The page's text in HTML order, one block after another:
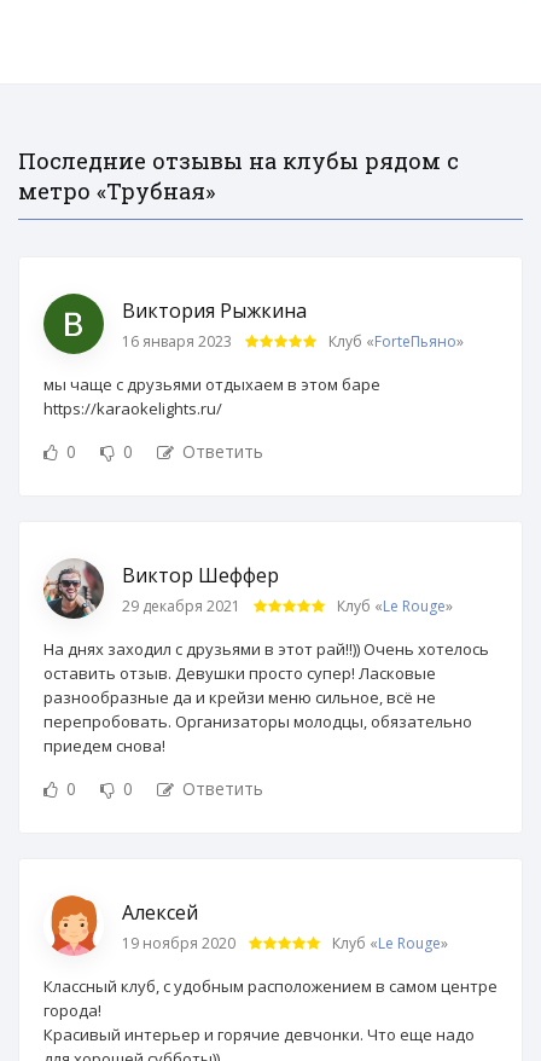
Последние отзывы на клубы рядом с
метро «Трубная»
Виктория Рыжкина
16 января 2023 Клуб «ForteПьяно»
мы чаще с друзьями отдыхаем в этом баре
https://karaokelights.ru/
0 0 Ответить
Виктор Шеффер
29 декабря 2021 Клуб «Le Rouge»
На днях заходил с друзьями в этот рай!!)) Очень хотелось
оставить отзыв. Девушки просто супер! Ласковые
разнообразные да и крейзи меню сильное, всё не
перепробовать. Организаторы молодцы, обязательно
приедем снова!
0 0 Ответить
Алексей
19 ноября 2020 Клуб «Le Rouge»
Классный клуб, с удобным расположением в самом центре
города!
Красивый интерьер и горячие девчонки. Что еще надо